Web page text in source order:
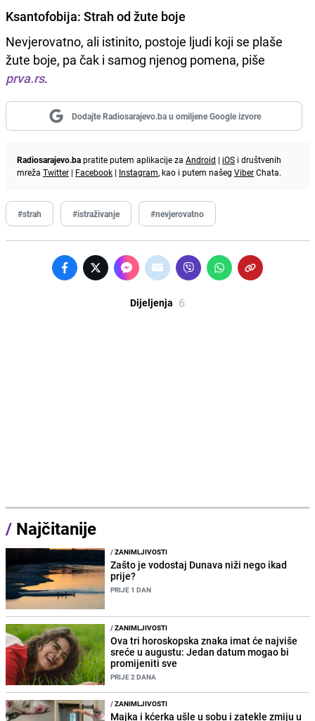
Ksantofobija: Strah od žute boje
Nevjerovatno, ali istinito, postoje ljudi koji se plaše
žute boje, pa čak i samog njenog pomena, piše
prva.rs.
Dodajte Radiosarajevo.ba u omiljene Google izvore
Radiosarajevo.bapratite putem aplikacije za Android | iOS i društvenih
mreža Twitter | Facebook | Instagram, kao i putem našeg ViberChata.
#strah #istraživanje #nevjerovatno
Dijeljenja 6
/ Najčitanije
/ZANIMLJIVOSTI
Zašto je vodostaj Dunava niži nego ikad
prije?
PRIJE 1 DAN
/ZANIMLJIVOSTI
Ova tri horoskopska znaka imat će najviše
sreće u augustu: Jedan datum mogao bi
promijeniti sve
PRIJE 2 DANA
/ZANIMLJIVOSTI
Majka i kćerka ušle u sobu i zatekle zmiju u